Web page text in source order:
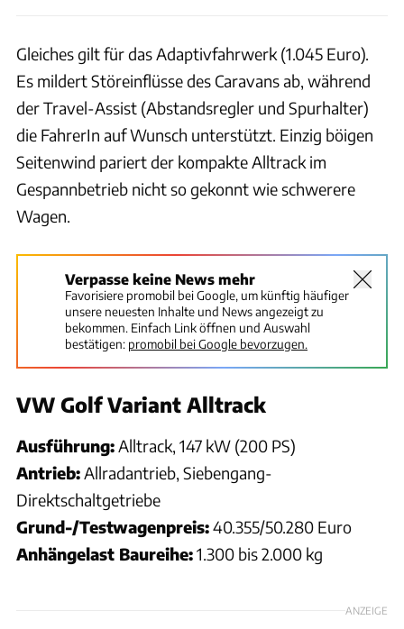
Gleiches gilt für das Adaptivfahrwerk (1.045 Euro).
Es mildert Störeinflüsse des Caravans ab, während
der Travel-Assist (Abstandsregler und Spurhalter)
die FahrerIn auf Wunsch unterstützt. Einzig böigen
Seitenwind pariert der kompakte Alltrack im
Gespannbetrieb nicht so gekonnt wie schwerere
Wagen.
Verpasse keine News mehr
Favorisiere promobil bei Google, um künftig häufiger
unsere neuesten Inhalte und News angezeigt zu
bekommen. Einfach Link öffnen und Auswahl
bestätigen: promobil bei Google bevorzugen.
VW Golf Variant Alltrack
Ausführung:Alltrack, 147 kW (200 PS)
Antrieb:Allradantrieb, Siebengang-
Direktschaltgetriebe
Grund-/Testwagenpreis:40.355/50.280 Euro
Anhängelast Baureihe:1.300 bis 2.000 kg
ANZEIGE